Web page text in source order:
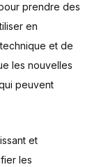
prendre des
en
et de
les nouvelles
peuvent
et
les